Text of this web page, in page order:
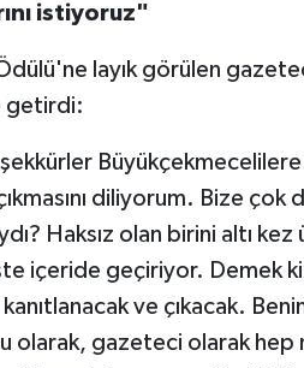
istiyoruz"
layık görülen
getirdi:
Büyükçekmecelilere.
diliyorum. Bize
Haksız olan birini altı
içeride geçiriyor. Demek ki
ve çıkacak.
olarak, gazeteci olarak